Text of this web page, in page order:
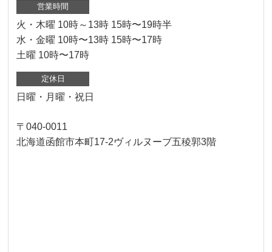
営業時間
火・木曜 10時～13時 15時〜19時半
水・金曜 10時〜13時 15時〜17時
土曜 10時〜17時
定休日
日曜・月曜・祝日
〒040-0011
北海道函館市本町17-2ヴィルヌーブ五稜郭3階